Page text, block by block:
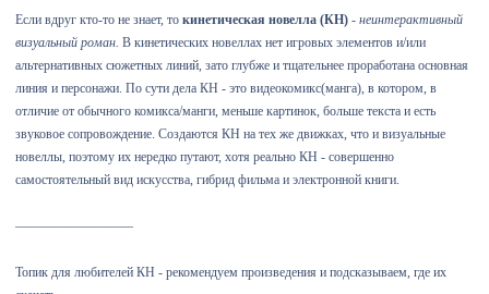
Если вдруг кто-то не знает, то кинетическая новелла (КН) - неинтерактивный
визуальный роман. В кинетических новеллах нет игровых элементов и/или
альтернативных сюжетных линий, зато глубже и тщательнее проработана основная
линия и персонажи. По сути дела КН - это видеокомикс(манга), в котором, в
отличие от обычного комикса/манги, меньше картинок, больше текста и есть
звуковое сопровождение. Создаются КН на тех же движках, что и визуальные
новеллы, поэтому их нередко путают, хотя реально КН - совершенно
самостоятельный вид искусства, гибрид фильма и электронной книги.
—————————
Топик для любителей КН - рекомендуем произведения и подсказываем, где их